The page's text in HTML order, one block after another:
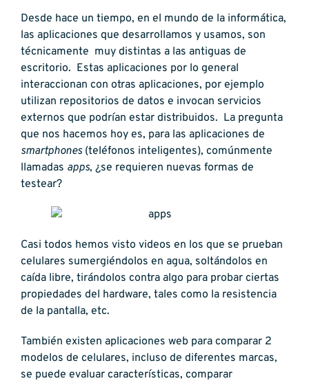
Desde hace un tiempo, en el mundo de la informática,
las aplicaciones que desarrollamos y usamos, son
técnicamente muy distintas a las antiguas de
escritorio. Estas aplicaciones por lo general
interaccionan con otras aplicaciones, por ejemplo
utilizan repositorios de datos e invocan servicios
externos que podrían estar distribuidos. La pregunta
que nos hacemos hoy es, para las aplicaciones de
smartphones(teléfonos inteligentes), comúnmente
llamadas apps, ¿se requieren nuevas formas de
testear?
Casi todos hemos visto videos en los que se prueban
celulares sumergiéndolos en agua, soltándolos en
caída libre, tirándolos contra algo para probar ciertas
propiedades del hardware, tales como la resistencia
de la pantalla, etc.
También existen aplicaciones web para comparar 2
modelos de celulares, incluso de diferentes marcas,
se puede evaluar características, comparar